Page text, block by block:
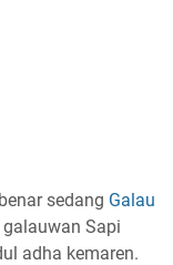
sedang Galau
Sapi
adha kemaren.